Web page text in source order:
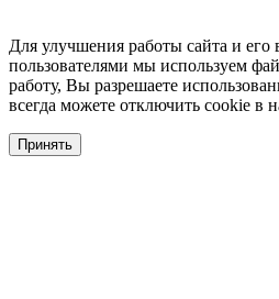
Для улучшения работы сайта и его
пользователями мы используем
работу, Вы разрешаете
всегда можете отключить cookie в
Принять